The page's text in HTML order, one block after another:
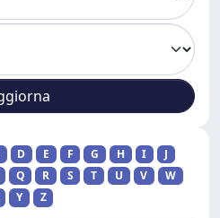
D E F G H I
J
Q R S T U V
W
Y Z